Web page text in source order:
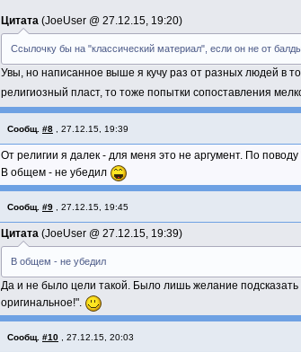
Цитата JoeUser @ 27.12.15, 19:20
Ссылочку бы на "классический материал", если он не от
Увы, но написанное выше я кучу раз от разных людей в
религиозный пласт, то тоже попытки сопоставления
Сообщ. #8 27.12.15, 19:39
От религии я далек - для меня это не аргумент. По
В общем - не убедил
Сообщ. #9 27.12.15, 19:45
Цитата JoeUser @ 27.12.15, 19:39
В общем - не убедил
Да и не было цели такой. Было лишь желание подсказать
оригинальное!".
Сообщ. #10 27.12.15, 20:03